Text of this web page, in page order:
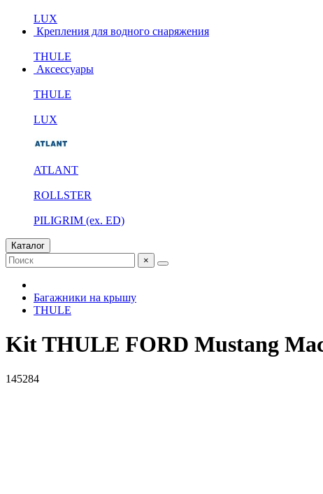
LUX
Крепления для водного снаряжения
THULE
Аксессуары
THULE
LUX
ATLANT
ROLLSTER
PILIGRIM (ex. ED)
Каталог
×
Багажники на крышу
THULE
Kit THULE FORD Mustang
145284